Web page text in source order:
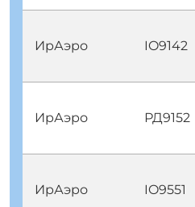
ИрАэро IO9142
ИрАэро РД9152
ИрАэро IO9551